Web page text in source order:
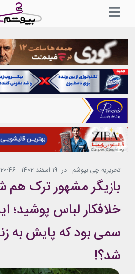
تحریریه چی بپوشم در 19 اسفند 1402 - 20:46
بازیگر مشهور ترک هم
خلافکار لباس پوشید؛
سمی بود که پایش به
شد؟!